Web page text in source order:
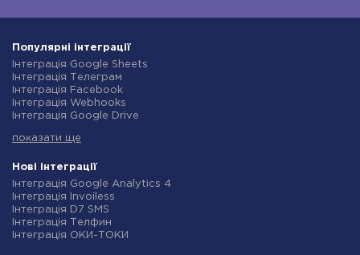
Популярні інтеграції
Інтеграція Google Sheets
Інтеграція Телеграм
Інтеграція Facebook
Інтеграція Webhooks
Інтеграція Google Drive
Інтеграція Gmail
Інтеграція Rozetka
Інтеграція OpenAI (ChatGPT)
Інтеграція Binotel
Інтеграція Prom
Інтеграція Приват24
Інтеграція OLX
показати ще
Нові інтеграції
Інтеграція Google Analytics 4
Інтеграція Invoiless
Інтеграція D7 SMS
Інтеграція Телфин
Інтеграція ОКИ-ТОКИ